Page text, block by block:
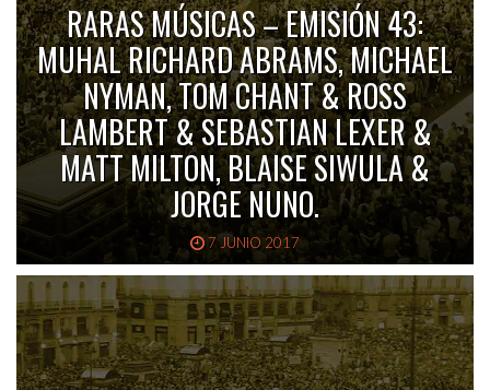
RARAS MÚSICAS – EMISIÓN 43:
MUHAL RICHARD ABRAMS, MICHAEL
NYMAN, TOM CHANT & ROSS
LAMBERT & SEBASTIAN LEXER &
MATT MILTON, BLAISE SIWULA &
JORGE NUNO.
7 JUNIO 2017